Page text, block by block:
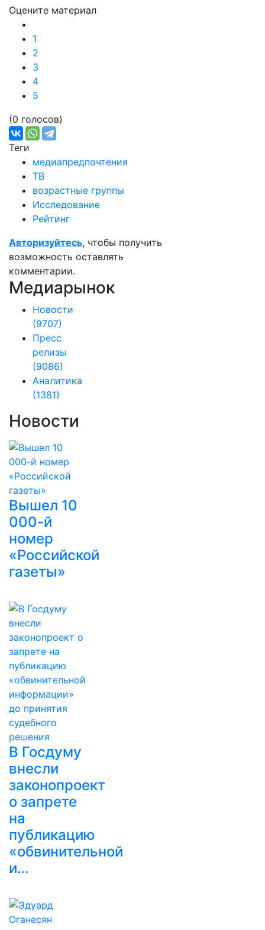
Оцените материал
1
2
3
4
5
(0 голосов)
Теги
медиапредпочтения
ТВ
возрастные группы
Исследование
Рейтинг
Авторизуйтесь, чтобы получить
возможность оставлять
комментарии.
Медиарынок
Новости
(9707)
Пресс
релизы
(9086)
Аналитика
(1381)
Новости
Вышел 10
000-й
номер
«Российской
газеты»
В Госдуму
внесли
законопроект
о запрете
на
публикацию
«обвинительной
и…